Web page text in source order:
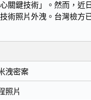
關鍵技術 」。然而，近
術照片外洩。台灣檢
洩密案
照片